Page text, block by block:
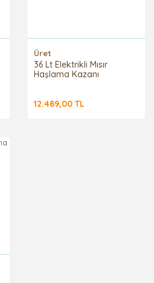
Üret
36 Lt Elektrikli Mısır
Haşlama Kazanı
12.489,00 TL